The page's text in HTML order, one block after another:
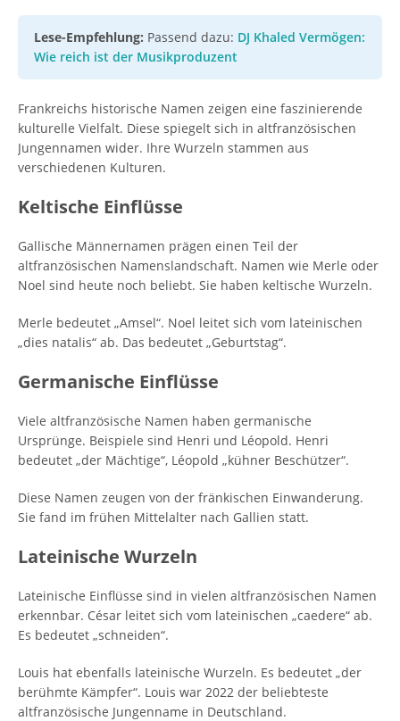
Lese-Empfehlung: Passend dazu: DJ Khaled Vermögen:
Wie reich ist der Musikproduzent
Frankreichs historische Namen zeigen eine faszinierende
kulturelle Vielfalt. Diese spiegelt sich in altfranzösischen
Jungennamen wider. Ihre Wurzeln stammen aus
verschiedenen Kulturen.
Keltische Einflüsse
Gallische Männernamen prägen einen Teil der
altfranzösischen Namenslandschaft. Namen wie Merle oder
Noel sind heute noch beliebt. Sie haben keltische Wurzeln.
Merle bedeutet „Amsel“. Noel leitet sich vom lateinischen
„dies natalis“ ab. Das bedeutet „Geburtstag“.
Germanische Einflüsse
Viele altfranzösische Namen haben germanische
Ursprünge. Beispiele sind Henri und Léopold. Henri
bedeutet „der Mächtige“, Léopold „kühner Beschützer“.
Diese Namen zeugen von der fränkischen Einwanderung.
Sie fand im frühen Mittelalter nach Gallien statt.
Lateinische Wurzeln
Lateinische Einflüsse sind in vielen altfranzösischen Namen
erkennbar. César leitet sich vom lateinischen „caedere“ ab.
Es bedeutet „schneiden“.
Louis hat ebenfalls lateinische Wurzeln. Es bedeutet „der
berühmte Kämpfer“. Louis war 2022 der beliebteste
altfranzösische Jungenname in Deutschland.